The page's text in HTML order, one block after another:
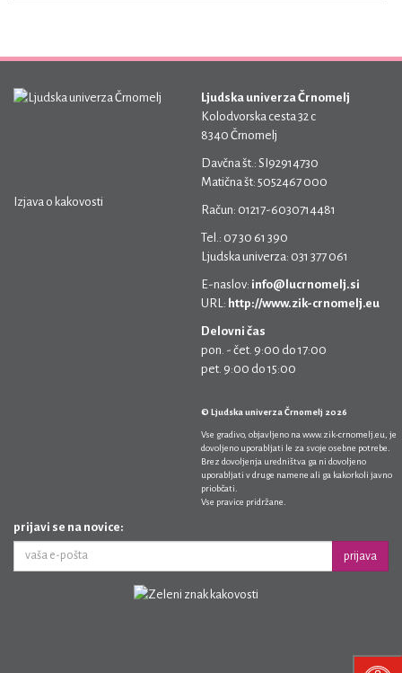
Izjava o kakovosti
Ljudska univerza Črnomelj
Kolodvorska cesta 32 c
8340 Črnomelj
Davčna št.: SI92914730
Matična št: 5052467 000
Račun: 01217-6030714481
Tel.: 07 30 61 390
Ljudska univerza: 031 377 061
E-naslov: info@lucrnomelj.si
URL: http://www.zik-crnomelj.eu
Delovni čas
pon. - čet. 9:00 do 17:00
pet. 9:00 do 15:00
© Ljudska univerza Črnomelj 2026
Vse gradivo, objavljeno na www.zik-crnomelj.eu , je
dovoljeno uporabljati le za svoje osebne potrebe.
Brez dovoljenja uredništva ga ni dovoljeno
uporabljati v druge namene ali ga kakorkoli javno
priobčati.
Vse pravice pridržane.
prijavi se na novice:
prijava